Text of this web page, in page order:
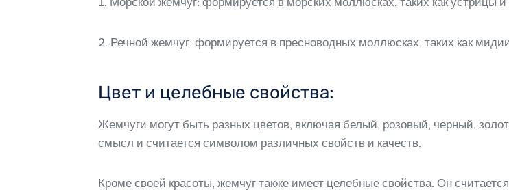
2. Речной жемчуг: формируется в пресноводных моллюсках, таких как
Цвет и целебные свойства:
Жемчуги могут быть разных цветов, включая белый, розовый, черный,
смысл и считается символом различных свойств и качеств.
Кроме своей красоты, жемчуг также имеет целебные свойства. Он